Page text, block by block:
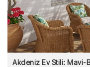
Akdeniz Ev Stili: Mavi-